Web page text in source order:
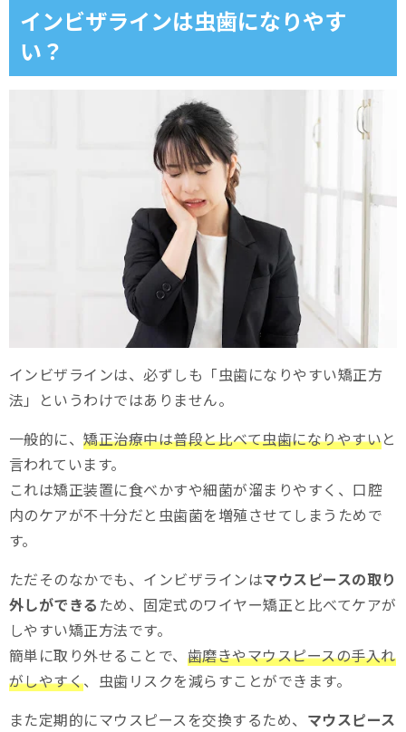
③口腔内が乾燥するから
マウスピース矯正で虫歯になった!?インビザラインで虫歯に
なりやすい部位
一般的に虫歯になりやすい部位（3大好発部位）
インビザライン特有の虫歯になりやすい部位（アタッチメント周
矯正歯科では虫歯を教えてくれない？インビザラインを始め
る前に虫歯が見つかったら
インビザライン中に虫歯ができたらどうする？作り直しは必
軽度：矯正治療への影響なし
③重度：矯正治療を中断して虫歯治療を優先する
インビザラインで虫歯にならないための工夫
①口腔内を清潔に保つ
③マウスピースを清潔に保つ
インビザラインで虫歯にならないために
インビザラインは虫歯になりやす
い？
インビザラインは、必ずしも「虫歯になりやすい矯正方
法」というわけではありません。
一般的に、矯正治療中は普段と比べて虫歯になりやすいと
言われています。
これは矯正装置に食べかすや細菌が溜まりやすく、口腔
内のケアが不十分だと虫歯菌を増殖させてしまうためで
す。
ただそのなかでも、インビザラインはマウスピースの取り
外しができる ため、固定式のワイヤー矯正と比べてケアが
しやすい矯正方法です。
簡単に取り外せることで、 歯磨きやマウスピースの手入れ
がしやすく、虫歯リスクを減らすことができます。
また定期的にマウスピースを交換するため、 マウスピース